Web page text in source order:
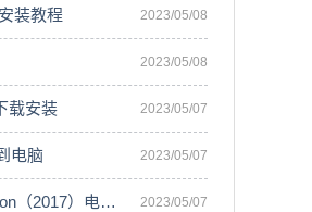
装教程 2023/05/08
2023/05/08
载安装 2023/05/07
电脑 2023/05/07
联想ThinkPad X1 Carbon（2017）电脑安 2023/05/07